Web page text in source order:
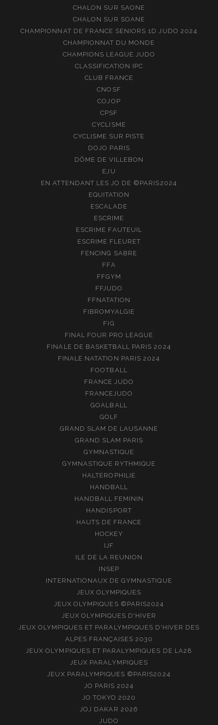
CHALON SUR SAONE
CHALON SUR SOANE
CHAMPIONNAT DE FRANCE SENIORS 1D JUDO 2024
CHAMPIONNAT DU MONDE
CHAMPIONS LEAGUE JUDO
CLASSIFICATION IPC
CLUB FRANCE
CNOSF
COJOP
CPSF
CYCLISME
CYCLISME SUR PISTE
DOJO PARIS
DÔME DE VILLEBON
EJU
EN ATTENDANT LES JO DE ©PARIS2024
EQUITATION
ESCALADE
ESCRIME
ESCRIME FAUTEUIL
ESCRIME FLEURET
FENCING SABRE
FFA
FFGYM
FFJUDO
FFNATATION
FIBROMYALGIE
FIG
FINAL FOUR PRO LEAGUE
FINALE DE BASKETBALL PARIS 2024
FINALE NATATION PARIS 2024
FOOTBALL
FRANCE JUDO
FRANCEJUDO
GOALBALL
GOLF
GRAND SLAM DE LAUSANNE
GRAND SLAM PARIS
GYMNASTIQUE
GYMNASTIQUE RYTHMIQUE
HALTEROPHILIE
HANDBALL
HANDBALL FEMININ
HANDISPORT
HAUTS DE FRANCE
HOCKEY
IJF
ILE DE LA REUNION
INSEP
INTERNATIONAUX DE GYMNASTIQUE
JEUX OLYMPIQUES
JEUX OLYMPIQUES ©PARIS2024
JEUX OLYMPIQUES D'HIVER
JEUX OLYMPIQUES ET PARALYMPIQUES D'HIVER DES
ALPES FRANÇAISES 2030
JEUX OLYMPIQUES ET PARALYMPIQUES DE LA28
JEUX PARALYMPIQUES
JEUX PARALYMPIQUES ©PARIS2024
JO PARIS 2024
JO TOKYO 2020
JOJ DAKAR 2026
JUDO